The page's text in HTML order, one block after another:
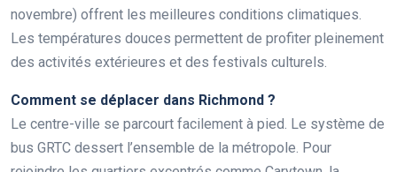
novembre) offrent les meilleures conditions climatiques.
Les températures douces permettent de profiter pleinement
des activités extérieures et des festivals culturels.
Comment se déplacer dans Richmond ?
Le centre-ville se parcourt facilement à pied. Le système de
bus GRTC dessert l’ensemble de la métropole. Pour